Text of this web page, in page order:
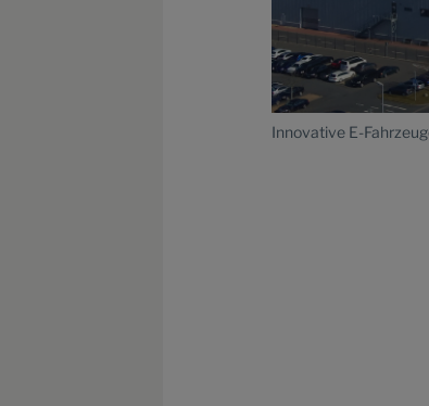
Innovative E-